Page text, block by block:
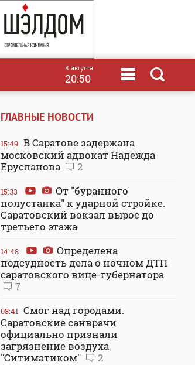
8 августа
20:50
ГЛАВНЫЕ НОВОСТИ
15:49 В Саратове задержана
московский адвокат Надежда
Ерусланова
2
15:33
От "буранного
полустанка" к ударной стройке.
Саратовский вокзал вырос до
третьего этажа
14:48
Определена
подсудность дела о ночном ДТП
саратовского вице-губернатора
7
08:41 Смог над городами.
Саратовские санврачи
официально признали
загрязнение воздуха
"Ситиматиком"
2